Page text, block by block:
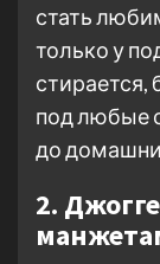
стать
только у
стирается,
под любые
до
2.